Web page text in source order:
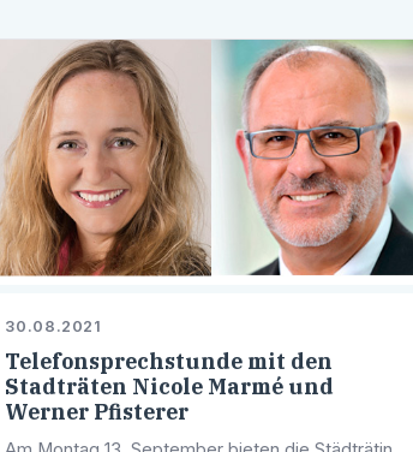
30.08.2021
Telefonsprechstunde mit den
Stadträten Nicole Marmé und
Werner Pfisterer